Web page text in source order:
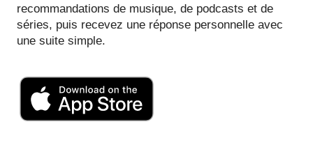
recommandations de musique, de podcasts et de
séries, puis recevez une réponse personnelle avec
une suite simple.